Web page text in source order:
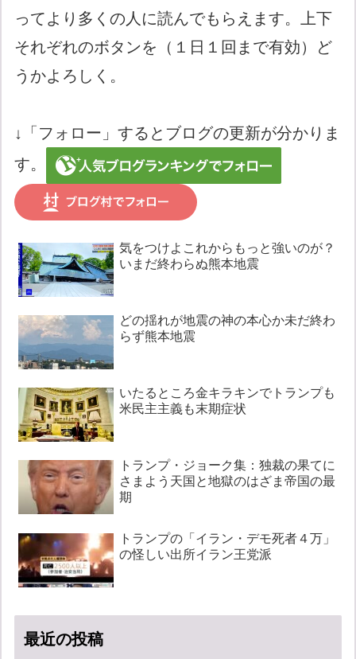
ってより多くの人に読んでもらえます。上下
それぞれのボタンを（１日１回まで有効）ど
うかよろしく。
↓「フォロー」するとブログの更新が分かりま
す。
気をつけよこれからもっと強いのが？
いまだ終わらぬ熊本地震
どの揺れが地震の神の本心か未だ終わ
らず熊本地震
いたるところ金キラキンでトランプも
米民主主義も末期症状
トランプ・ジョーク集：独裁の果てに
さまよう天国と地獄のはざま帝国の最
期
トランプの「イラン・デモ死者４万」
の怪しい出所イラン王党派
最近の投稿